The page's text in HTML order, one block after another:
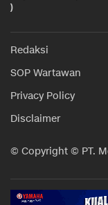
)
Redaksi
SOP Wartawan
Privacy Policy
Disclaimer
© Copyright © PT.